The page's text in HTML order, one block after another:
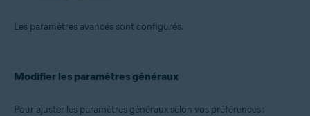
Les paramètres avancés sont configurés.
Modifier les paramètres généraux
Pour ajuster les paramètres généraux selon vos préférences :